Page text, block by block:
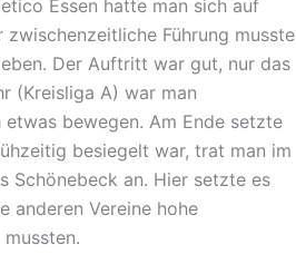
Essen hatte man sich auf
Führung musste
Der Auftritt war gut, nur das
(Kreisliga A) war man
bewegen. Am Ende setzte
besiegelt war, trat man im
Schönebeck an. Hier setzte es
anderen Vereine hohe